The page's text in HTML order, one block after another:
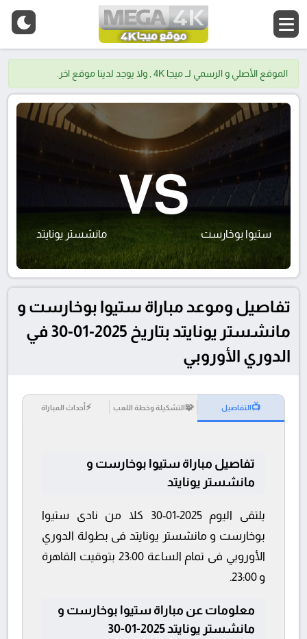
الموقع الأصلي و الرسمي لــ ميجا 4K , ولا يوجد لدينا موقع اخر.
ستيوا بوخارست
VS
مانشستر يونايتد
تفاصيل وموعد مباراة ستيوا بوخارست و
مانشستر يونايتد بتاريخ 2025-01-30 في
الدوري الأوروبي
📺التفاصيل 🧩التشكيلة وخطة اللعب ⚡أحداث المباراة
تفاصيل مباراة ستيوا بوخارست و
مانشستر يونايتد
يلتقى اليوم 2025-01-30 كلا من نادى ستيوا
بوخارست و مانشستر يونايتد فى بطولة الدوري
الأوروبي فى تمام الساعة 23:00 بتوقيت القاهرة
و 23:00.
معلومات عن مباراة ستيوا بوخارست و
مانشستر يونايتد 2025-01-30